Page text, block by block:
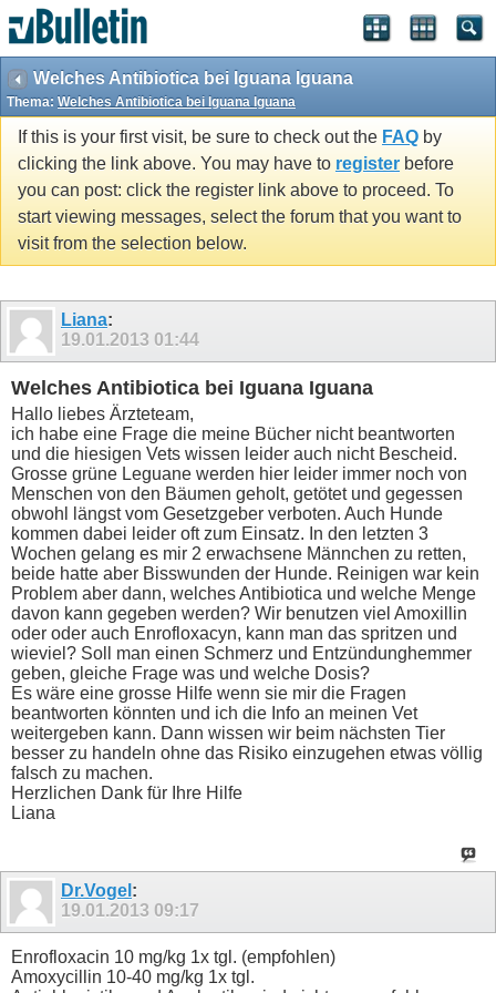
Welches Antibiotica bei Iguana Iguana
Thema: Welches Antibiotica bei Iguana Iguana
If this is your first visit, be sure to check out the FAQ by
clicking the link above. You may have to register before
you can post: click the register link above to proceed. To
start viewing messages, select the forum that you want to
visit from the selection below.
Liana:
19.01.2013 01:44
Welches Antibiotica bei Iguana Iguana
Hallo liebes Ärzteteam,
ich habe eine Frage die meine Bücher nicht beantworten
und die hiesigen Vets wissen leider auch nicht Bescheid.
Grosse grüne Leguane werden hier leider immer noch von
Menschen von den Bäumen geholt, getötet und gegessen
obwohl längst vom Gesetzgeber verboten. Auch Hunde
kommen dabei leider oft zum Einsatz. In den letzten 3
Wochen gelang es mir 2 erwachsene Männchen zu retten,
beide hatte aber Bisswunden der Hunde. Reinigen war kein
Problem aber dann, welches Antibiotica und welche Menge
davon kann gegeben werden? Wir benutzen viel Amoxillin
oder oder auch Enrofloxacyn, kann man das spritzen und
wieviel? Soll man einen Schmerz und Entzündunghemmer
geben, gleiche Frage was und welche Dosis?
Es wäre eine grosse Hilfe wenn sie mir die Fragen
beantworten könnten und ich die Info an meinen Vet
weitergeben kann. Dann wissen wir beim nächsten Tier
besser zu handeln ohne das Risiko einzugehen etwas völlig
falsch zu machen.
Herzlichen Dank für Ihre Hilfe
Liana
Dr.Vogel :
19.01.2013 09:17
Enrofloxacin 10 mg/kg 1x tgl. (empfohlen)
Amoxycillin 10-40 mg/kg 1x tgl.